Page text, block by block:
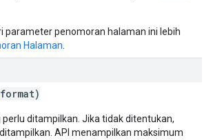
parameter penomoran halaman ini lebih
Halaman
format)
ditampilkan. Jika tidak ditentukan,
API menampilkan maksimum